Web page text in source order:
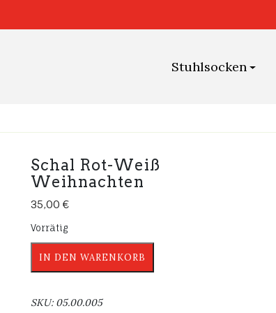
Stuhlsocken
Schal Rot-Weiß
Weihnachten
35,00 €
Vorrätig
Rot-
Menge
IN DEN WARENKORB
SKU: 05.00.005